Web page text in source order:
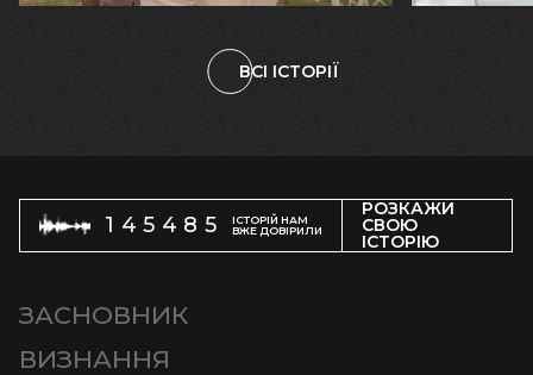
ВСІ ІСТОРІЇ
145485
ІСТОРІЙ НАМ
ВЖЕ ДОВІРИЛИ
РОЗКАЖИ
СВОЮ
ІСТОРІЮ
ЗАСНОВНИК
ВИЗНАННЯ